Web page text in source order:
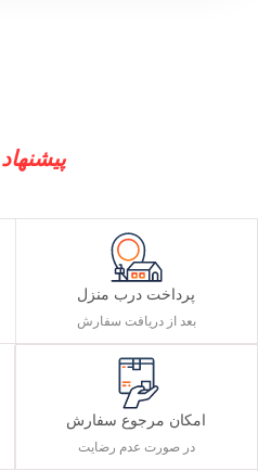
پرداخت درب منزل
بعد از دریافت سفارش
امکان مرجوع سفارش
در صورت عدم رضایت